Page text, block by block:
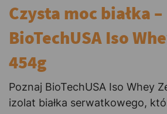
Czysta moc białka –
BioTechUSA Iso
454g
Poznaj BioTechUSA Iso Whey
izolat białka serwatkowego,